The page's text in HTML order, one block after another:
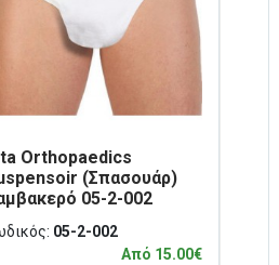
Orthopaedics
(Σπασουάρ)
05-2-002
05-2-002
Από 15.00€